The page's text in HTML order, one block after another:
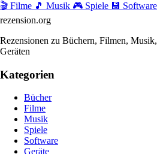
🎬 Filme 🎵 Musik 🎮 Spiele 💾 Software
rezension.org
Rezensionen zu Büchern, Filmen,
Geräten
Kategorien
Bücher
Filme
Musik
Spiele
Software
Geräte